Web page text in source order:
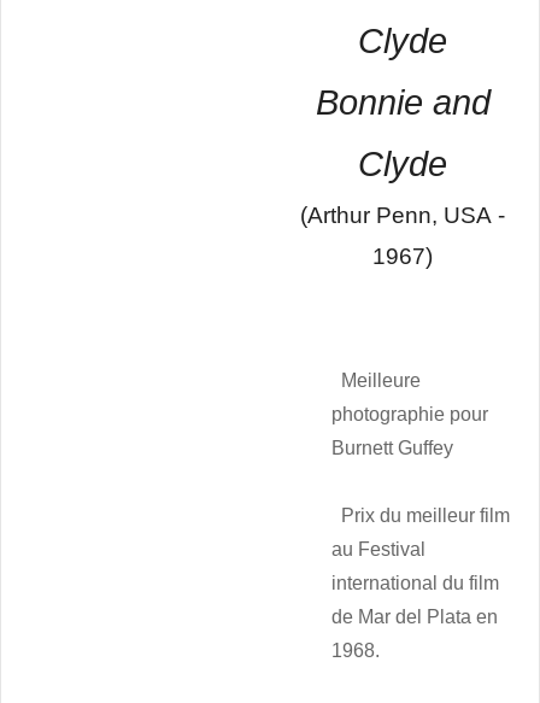
Clyde
Bonnie and
Clyde
(Arthur Penn, USA -
1967)
Meilleure
photographie pour
Burnett Guffey
Prix du meilleur film
au Festival
international du film
de Mar del Plata en
1968.